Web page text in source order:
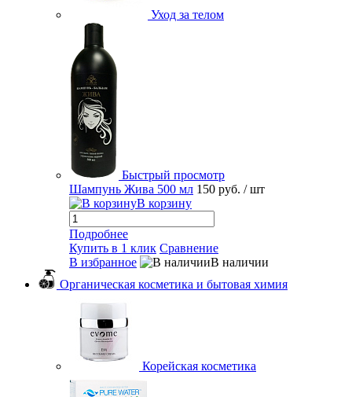
Уход за телом
Быстрый просмотр
Шампунь Жива 500 мл 150 руб. / шт
В корзину
Подробнее
Купить в 1 клик Сравнение
В избранное
В наличии
Органическая косметика и бытовая химия
Корейская косметика